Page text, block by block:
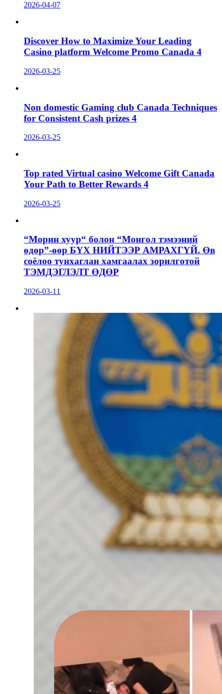
2026-04-07
Discover How to Maximize Your Leading
Casino platform Welcome Promo Canada 4
2026-03-25
Non domestic Gaming club Canada Techniques
for Consistent Cash prizes 4
2026-03-25
Top rated Virtual casino Welcome Gift Canada
Your Path to Better Rewards 4
2026-03-25
“Морин хуур“ болон “Монгол тэмээний
өдөр”-өөр БҮХ НИЙТЭЭР АМРАХГҮЙ. Өв
соёлоо тунхаглан хамгаалах зорилготой
ТЭМДЭГЛЭЛТ ӨДӨР
2026-03-11